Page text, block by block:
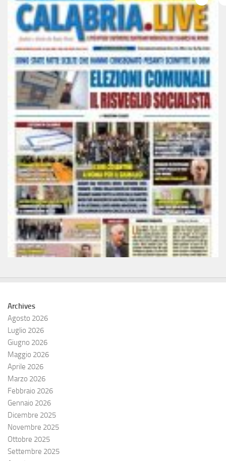
Archives
Agosto 2026
Luglio 2026
Giugno 2026
Maggio 2026
Aprile 2026
Marzo 2026
Febbraio 2026
Gennaio 2026
Dicembre 2025
Novembre 2025
Ottobre 2025
Settembre 2025